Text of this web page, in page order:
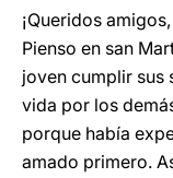
¡Queridos
Pienso en san
joven cumplir sus
vida por los
porque había
amado primero.